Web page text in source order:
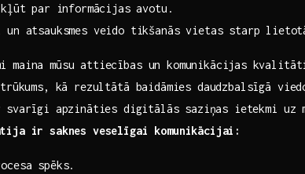
par informācijas⁢ avotu.
​un atsauksmes veido tikšanās vietas starp
maina mūsu attiecības un komunikācijas
kā rezultātā baidāmies daudzbalsīgā
apzināties⁤ digitālās saziņas ietekmi uz⁤
ir saknes veselīgai‌ komunikācijai:
‌spēks.